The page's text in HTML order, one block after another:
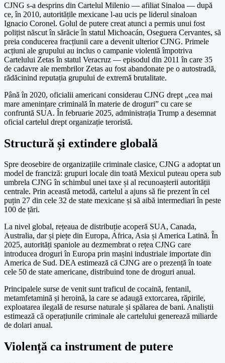
CJNG s-a desprins din Cartelul Milenio — afiliat Sinaloa — după
ce, în 2010, autoritățile mexicane l-au ucis pe liderul sinaloan
Ignacio Coronel. Golul de putere creat atunci a permis unui fost
polițist născut în sărăcie în statul Michoacán, Oseguera Cervantes, să
preia conducerea fracțiunii care a devenit ulterior CJNG. Primele
acțiuni ale grupului au inclus o campanie violentă împotriva
Cartelului Zetas în statul Veracruz — episodul din 2011 în care 35
de cadavre ale membrilor Zetas au fost abandonate pe o autostradă,
rădăcinind reputația grupului de extremă brutalitate.
Până în 2020, oficialii americani considerau CJNG drept „cea mai
mare amenințare criminală în materie de droguri” cu care se
confruntă SUA. În februarie 2025, administrația Trump a desemnat
oficial cartelul drept organizație teroristă.
Structură și extindere globală
Spre deosebire de organizațiile criminale clasice, CJNG a adoptat un
model de franciză: grupuri locale din toată Mexicul puteau opera sub
umbrela CJNG în schimbul unei taxe și al recunoașterii autorității
centrale. Prin această metodă, cartelul a ajuns să fie prezent în cel
puțin 27 din cele 32 de state mexicane și să aibă intermediari în peste
100 de țări.
La nivel global, rețeaua de distribuție acoperă SUA, Canada,
Australia, dar și piețe din Europa, Africa, Asia și America Latină. În
2025, autorități spaniole au dezmembrat o rețea CJNG care
introducea droguri în Europa prin mașini industriale importate din
America de Sud. DEA estimează că CJNG are o prezență în toate
cele 50 de state americane, distribuind tone de droguri anual.
Principalele surse de venit sunt traficul de cocaină, fentanil,
metamfetamină și heroină, la care se adaugă extorcarea, răpirile,
exploatarea ilegală de resurse naturale și spălarea de bani. Analiștii
estimează că operațiunile criminale ale cartelului generează miliarde
de dolari anual.
Violență ca instrument de putere